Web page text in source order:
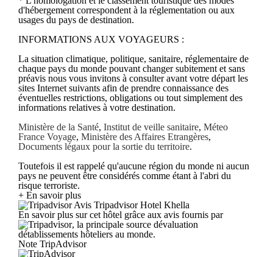
d'hébergement correspondent à la réglementation ou aux
usages du pays de destination.
INFORMATIONS AUX VOYAGEURS :
La situation climatique, politique, sanitaire, réglementaire de
chaque pays du monde pouvant changer subitement et sans
préavis nous vous invitons à consulter avant votre départ les
sites Internet suivants afin de prendre connaissance des
éventuelles restrictions, obligations ou tout simplement des
informations relatives à votre destination.
Ministère de la Santé, Institut de veille sanitaire, Méteo
France Voyage, Ministère des Affaires Etrangères,
Documents légaux pour la sortie du territoire.
Toutefois il est rappelé qu'aucune région du monde ni aucun
pays ne peuvent être considérés comme étant à l'abri du
risque terroriste.
+ En savoir plus
Avis Tripadvisor Hotel Khella
En savoir plus sur cet hôtel grâce aux avis fournis par
, la principale source dévaluation
détablissements hôteliers au monde.
Note TripAdvisor